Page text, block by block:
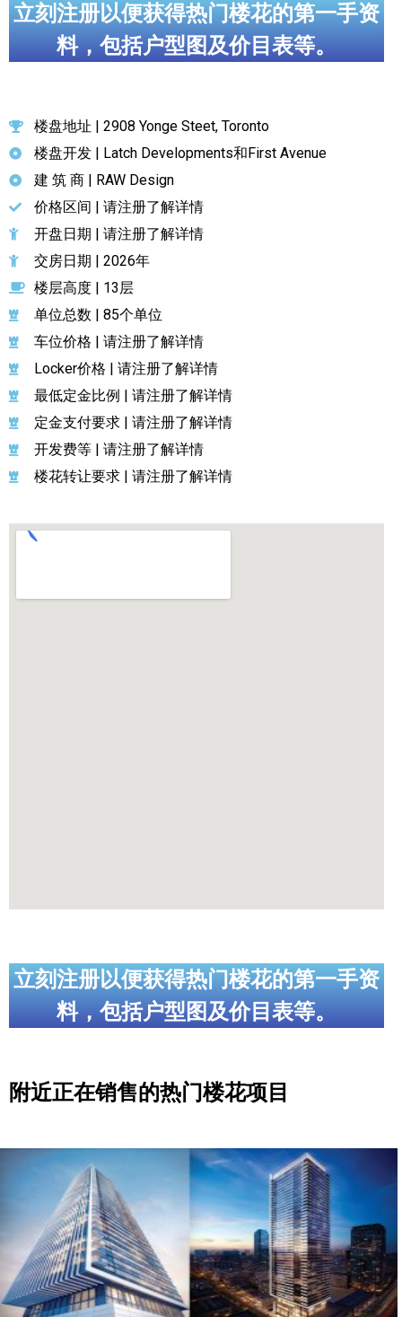
立刻注册以便获得热门楼花的第一手资
料，包括户型图及价目表等。
楼盘地址 | 2908 Yonge Steet, Toronto
楼盘开发 | Latch Developments和First Avenue
建 筑 商 | RAW Design
价格区间 | 请注册了解详情
开盘日期 | 请注册了解详情
交房日期 | 2026年
楼层高度 | 13层
单位总数 | 85个单位
车位价格 | 请注册了解详情
Locker价格 | 请注册了解详情
最低定金比例 | 请注册了解详情
定金支付要求 | 请注册了解详情
开发费等 | 请注册了解详情
楼花转让要求 | 请注册了解详情
立刻注册以便获得热门楼花的第一手资
料，包括户型图及价目表等。
附近正在销售的热门楼花项目